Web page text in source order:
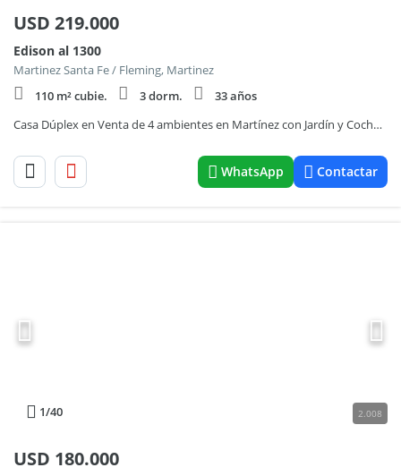
USD 219.000
Edison al 1300
Martinez Santa Fe / Fleming, Martinez
110 m² cubie.
3 dorm.
33 años
Casa Dúplex en Venta de 4 ambientes en Martínez con Jardín y Cochera
WhatsApp Contactar
1/40 2.008
USD 180.000